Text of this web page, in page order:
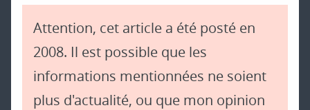
Attention, cet article a été posté en
2008. Il est possible que les
informations mentionnées ne soient
plus d'actualité, ou que mon opinion